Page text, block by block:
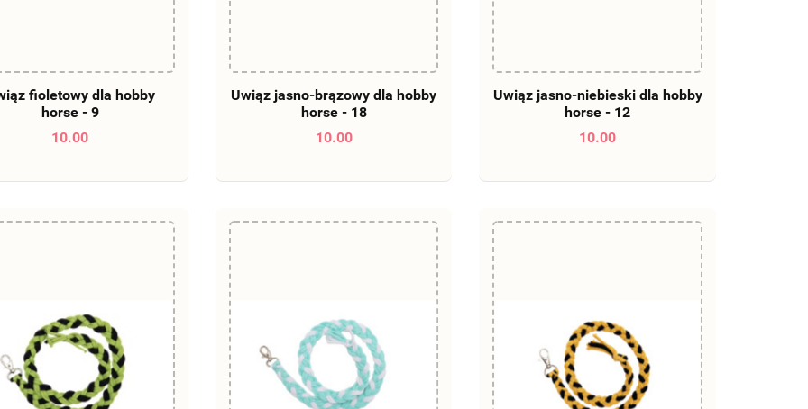
DO KOSZYKA
fioletowy dla hobby
horse - 9
10.00
DO KOSZYKA
Uwiąz jasno-brązowy dla hobby
horse - 18
10.00
DO KOSZYKA
Uwiąz jasno-niebieski dla hobby
horse - 12
10.00